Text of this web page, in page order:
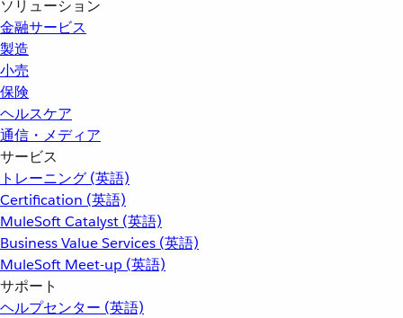
ソリューション
金融サービス
製造
小売
保険
ヘルスケア
通信・メディア
サービス
トレーニング (英語)
Certification (英語)
MuleSoft Catalyst (英語)
Business Value Services (英語)
MuleSoft Meet-up (英語)
サポート
ヘルプセンター (英語)